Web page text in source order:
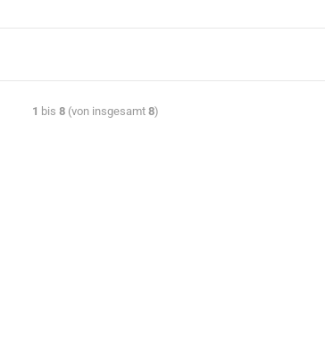
1 bis8 (von insgesamt8)